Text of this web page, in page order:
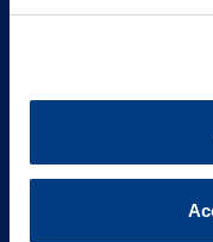
Vittoria Assicurazioni
Part. IVA 01329510158
FAQ